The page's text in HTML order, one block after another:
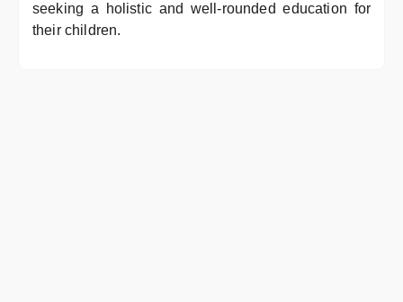
seeking a holistic and well-rounded education for
their children.